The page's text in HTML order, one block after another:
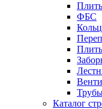
ФБС
Каталог